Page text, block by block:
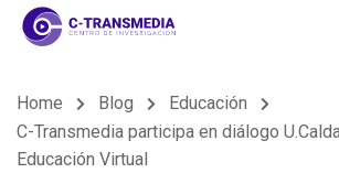
Home Blog
Educación
C-Transmedia participa en diálogo
Educación Virtual